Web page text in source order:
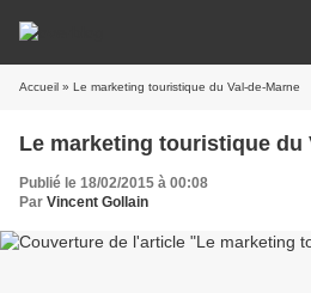
Accueil » Le marketing touristique du Val-de-Marne
Le marketing touristique du
Publié le 18/02/2015 à 00:08
Par Vincent Gollain